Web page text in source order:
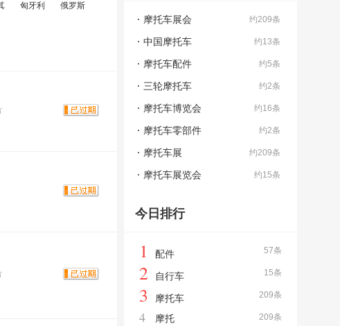
匈牙利
俄罗斯
约209条
摩托车展会
约13条
中国摩托车
约5条
摩托车配件
约2条
三轮摩托车
约16条
摩托车博览会
约2条
摩托车零部件
约209条
摩托车展
约15条
摩托车展览会
今日排行
57条
1 配件
15条
2 自行车
209条
3 摩托车
209条
4 摩托